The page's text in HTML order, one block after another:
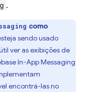
.
como
sendo usado
ver as exibições de
In-App Messaging
encontrá-las no